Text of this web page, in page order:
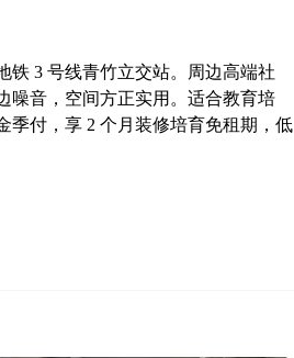
铁 3 号线青竹立交站。周边高端社
噪音，空间方正实用。适合教育培
季付，享 2 个月装修培育免租期，低